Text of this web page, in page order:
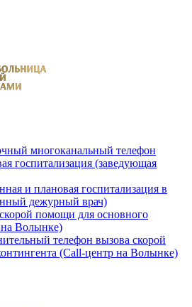
многоканальный телефон
госпитализация (заведующая
и плановая госпитализация в
дежурный врач)
помощи для основного
на Волынке)
телефон вызова скорой
(Call-центр на Волынке)